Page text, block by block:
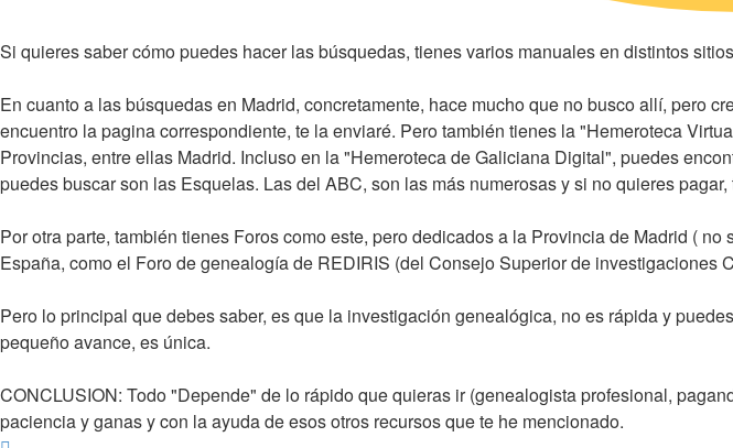
Si quieres saber cómo puedes hacer las búsquedas, tienes varios manuales en distintos
En cuanto a las búsquedas en Madrid, concretamente, hace mucho que no busco allí, pero
encuentro la pagina correspondiente, te la enviaré. Pero también tienes la "Hemeroteca
Provincias, entre ellas Madrid. Incluso en la "Hemeroteca de Galiciana Digital", puedes
puedes buscar son las Esquelas. Las del ABC, son las más numerosas y si no quieres
Por otra parte, también tienes Foros como este, pero dedicados a la Provincia de Madrid (
España, como el Foro de genealogía de REDIRIS (del Consejo Superior de investigaciones
Pero lo principal que debes saber, es que la investigación genealógica, no es rápida y
pequeño avance, es única.
CONCLUSION: Todo "Depende" de lo rápido que quieras ir (genealogista profesional,
paciencia y ganas y con la ayuda de esos otros recursos que te he mencionado.